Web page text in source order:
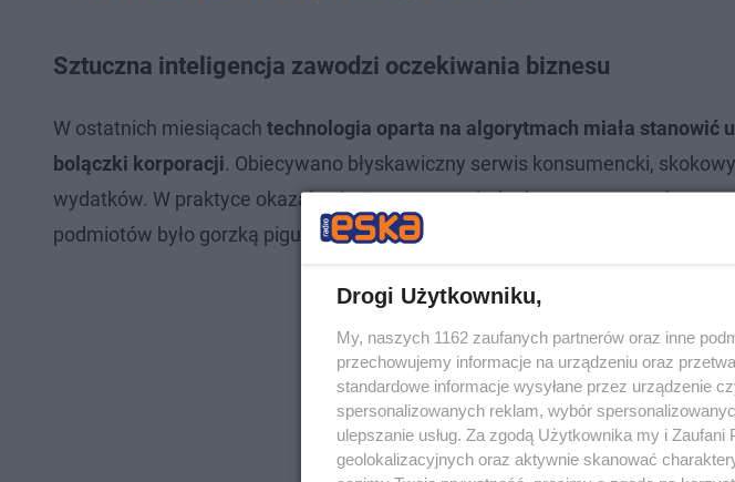
Sztuczna inteligencja zawodzi oczekiwania biznesu
W ostatnich miesiącach technologia oparta na algorytmach miała stanowić
bolączki korporacji. Obiecywano błyskawiczny serwis konsumencki,
wydatków. W praktyce okazało się, że samo posiadanie nowoczesnych
podmiotów było gorzką pigułką do przełknięcia.
Drogi Użytkowniku,
My, naszych 1162 zaufanych partnerów oraz inne
przechowujemy informacje na urządzeniu oraz
standardowe informacje wysyłane przez urządzenie
spersonalizowanych reklam, wybór
ulepszanie usług. Za zgodą Użytkownika my i
geolokalizacyjnych oraz aktywnie skanować